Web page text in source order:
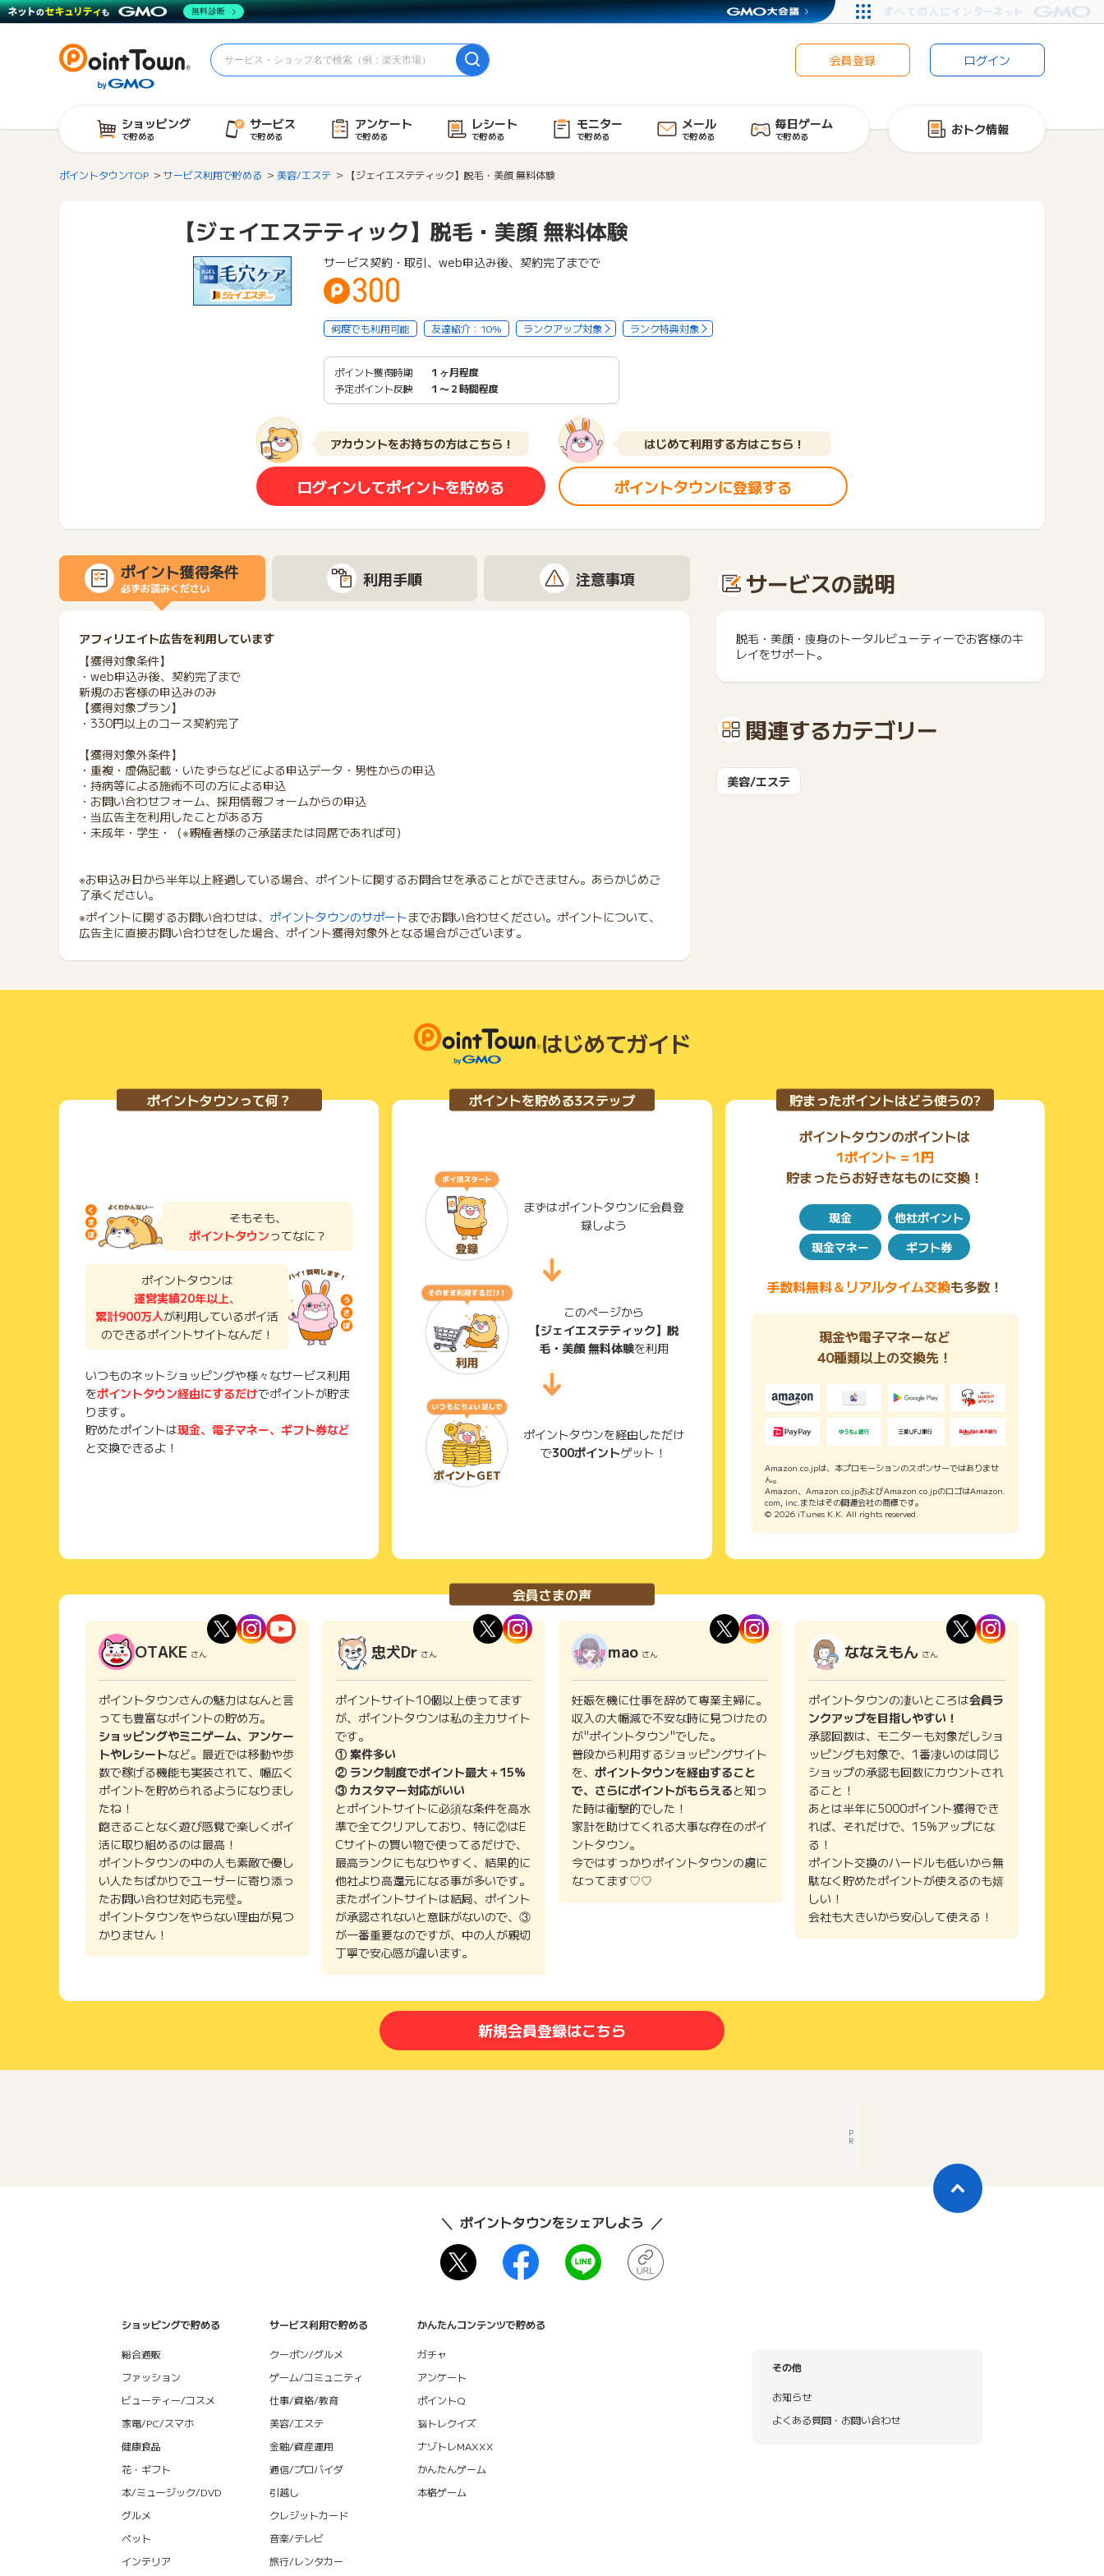
会員登録 ログイン
ショッピング
で貯める
サービス
で貯める
アンケート
で貯める
レシート
で貯める
モニター
で貯める
メール
で貯める
毎日ゲーム
で貯める おトク情報
ポイントタウンTOP サービス利用で貯める 美容/エステ 【ジェイエステティック】脱毛・美顔 無料体験
【ジェイエステティック】脱毛・美顔 無料体験
サービス契約・取引、web申込み後、契約完了までで
300
何度でも利用可能 友達紹介：10% ランクアップ対象 ランク特典対象
ポイント獲得時期
１ヶ月程度
予定ポイント反映
１〜２時間程度
アカウントをお持ちの方はこちら！
ログインしてポイントを貯める
はじめて利用する方はこちら！
ポイントタウンに登録する
ポイント獲得条件
必ずお読みください 利用手順 注意事項
アフィリエイト広告を利用しています
【獲得対象条件】
・web申込み後、契約完了まで
新規のお客様の申込みのみ
【獲得対象プラン】
・330円以上のコース契約完了
【獲得対象外条件】
・重複・虚偽記載・いたずらなどによる申込データ・男性からの申込
・持病等による施術不可の方による申込
・お問い合わせフォーム、採用情報フォームからの申込
・当広告主を利用したことがある方
・未成年・学生・（※親権者様のご承諾または同席であれば可）
※お申込み日から半年以上経過している場合、ポイントに関するお問合せを承ることができません。あらかじめご
了承ください。
※ポイントに関するお問い合わせは、 ポイントタウンのサポートまでお問い合わせください。ポイントについて、
広告主に直接お問い合わせをした場合、ポイント獲得対象外となる場合がございます。
サービスの説明
脱毛・美顔・痩身のトータルビューティーでお客様のキ
レイをサポート。
関連するカテゴリー
美容/エステ
はじめてガイド
ポイントタウンって何？
そもそも、
ポイントタウンってなに？
ポイントタウンは
運営実績20年以上、
累計900万人が利用しているポイ活
のできるポイントサイトなんだ！
いつものネットショッピングや様々なサービス利用
をポイントタウン経由にするだけでポイントが貯ま
ります。
貯めたポイントは現金、電子マネー、ギフト券など
と交換できるよ！
ポイントを貯める3ステップ
まずはポイントタウンに会員登
録しよう
このページから
【ジェイエステティック】脱
毛・美顔 無料体験を利用
ポイントタウンを経由しただけ
で300ポイントゲット！
貯まったポイントはどう使うの?
ポイントタウンのポイントは
1ポイント = 1円
貯まったらお好きなものに交換！
現金
他社ポイント
現金マネー
ギフト券
手数料無料＆リアルタイム交換も多数！
現金や電子マネーなど
40種類以上の交換先！
Amazon.co.jpは、本プロモーションのスポンサーではありませ
ん。
Amazon、Amazon.co.jpおよびAmazon.co.jpのロゴはAmazon.
com, inc.またはその関連会社の商標です。
© 2026 iTunes K.K. All rights reserved.
会員さまの声
OTAKE さん
ポイントタウンさんの魅力はなんと言
っても豊富なポイントの貯め方。
ショッピングやミニゲーム、アンケー
トやレシートなど。最近では移動や歩
数で稼げる機能も実装されて、幅広く
ポイントを貯められるようになりまし
たね！
飽きることなく遊び感覚で楽しくポイ
活に取り組めるのは最高！
ポイントタウンの中の人も素敵で優し
い人たちばかりでユーザーに寄り添っ
たお問い合わせ対応も完璧。
ポイントタウンをやらない理由が見つ
かりません！
忠犬Dr さん
ポイントサイト10個以上使ってます
が、ポイントタウンは私の主力サイト
です。
① 案件多い
② ランク制度でポイント最大＋15%
③ カスタマー対応がいい
とポイントサイトに必須な条件を高水
準で全てクリアしており、特に②はE
Cサイトの買い物で使ってるだけで、
最高ランクにもなりやすく、結果的に
他社より高還元になる事が多いです。
またポイントサイトは結局、ポイント
が承認されないと意味がないので、③
が一番重要なのですが、中の人が親切
丁寧で安心感が違います。
mao さん
妊娠を機に仕事を辞めて専業主婦に。
収入の大幅減で不安な時に見つけたの
が"ポイントタウン"でした。
普段から利用するショッピングサイト
を、 ポイントタウンを経由すること
で、さらにポイントがもらえると知っ
た時は衝撃的でした！
家計を助けてくれる大事な存在のポイ
ントタウン。
今ではすっかりポイントタウンの虜に
なってます♡♡
ななえもん さん
ポイントタウンの凄いところは会員ラ
ンクアップを目指しやすい！
承認回数は、モニターも対象だしショ
ッピングも対象で、1番凄いのは同じ
ショップの承認も回数にカウントされ
ること！
あとは半年に5000ポイント獲得でき
れば、それだけで、15%アップにな
る！
ポイント交換のハードルも低いから無
駄なく貯めたポイントが使えるのも嬉
しい！
会社も大きいから安心して使える！
新規会員登録はこちら
P
R
ポイントタウンをシェアしよう
ショッピングで貯める
総合通販
ファッション
ビューティー/コスメ
家電/PC/スマホ
健康食品
花・ギフト
本/ミュージック/DVD
グルメ
ペット
インテリア
サービス利用で貯める
クーポン/グルメ
ゲーム/コミュニティ
仕事/資格/教育
美容/エステ
金融/資産運用
通信/プロバイダ
引越し
クレジットカード
音楽/テレビ
旅行/レンタカー
かんたんコンテンツで貯める
ガチャ
アンケート
ポイントQ
脳トレクイズ
ナゾトレMAXXX
かんたんゲーム
本格ゲーム
その他
お知らせ
よくある質問・お問い合わせ
無料診断